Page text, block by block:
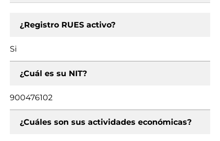
¿Registro RUES activo?
Si
¿Cuál es su NIT?
900476102
¿Cuáles son sus actividades económicas?